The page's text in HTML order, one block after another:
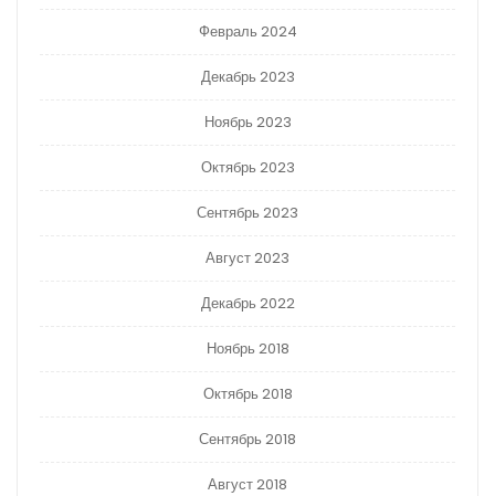
Февраль 2024
Декабрь 2023
Ноябрь 2023
Октябрь 2023
Сентябрь 2023
Август 2023
Декабрь 2022
Ноябрь 2018
Октябрь 2018
Сентябрь 2018
Август 2018